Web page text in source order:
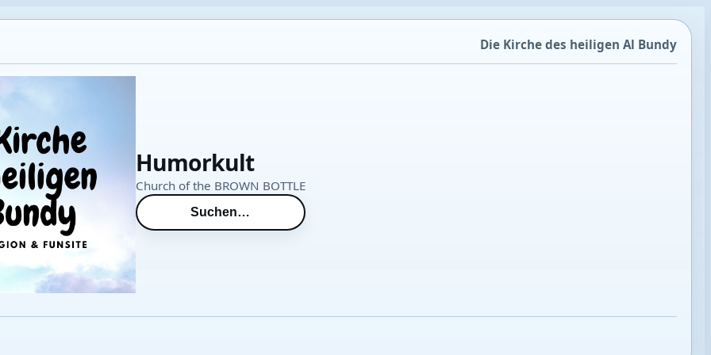
Die Kirche des heiligen Al Bundy
Humorkult
Church of the BROWN BOTTLE
Suchen…